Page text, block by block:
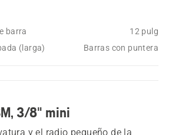
barra
12 pulg
(larga)
Barras con puntera
3/8" mini
y el radio pequeño de la